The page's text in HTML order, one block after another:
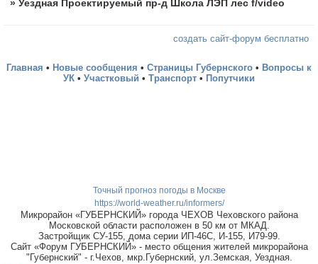
»Уездная Проектируемый пр-д Школа ЛЭП лес f/video
создать сайт-форум бесплатно
Главная • Новые сообщения • Страницы Губернского • Вопросы к
УК • Участковый • Транспорт • Попутчики
Точный прогноз погоды в Москве
https://world-weather.ru/informers/
Микрорайон «ГУБЕРНСКИЙ» города ЧЕХОВ Чеховского района
Московской области расположен в 50 км от МКАД.
Застройщик СУ-155, дома серии ИП-46С, И-155, И79-99.
Сайт «Форум ГУБЕРНСКИЙ» - место общения жителей микрорайона
"Губернский" - г.Чехов, мкр.Губернский, ул.Земская, Уездная.